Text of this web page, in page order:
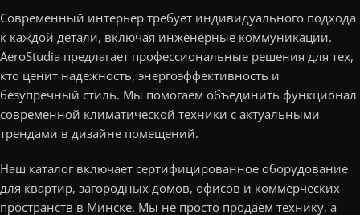
Современный интерьер требует индивидуального подхода
к каждой детали, включая инженерные коммуникации.
AeroStudia предлагает профессиональные решения для тех,
кто ценит надежность, энергоэффективность и
безупречный стиль. Мы помогаем объединить функционал
современной климатической техники с актуальными
трендами в дизайне помещений.
Наш каталог включает сертифицированное оборудование
для квартир, загородных домов, офисов и коммерческих
пространств в Минске. Мы не просто продаем технику, а